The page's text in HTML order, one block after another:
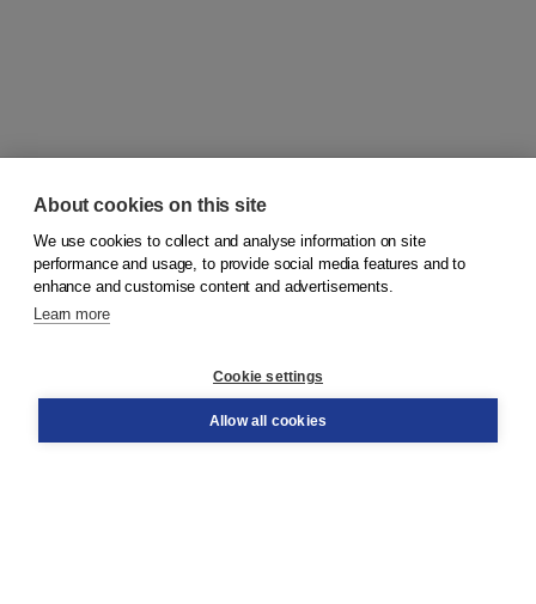
© 2026Koninklijke Boom uitgevers
Order
About cookies on this site
We use cookies to collect and analyse information on site
performance and usage, to provide social media features and to
enhance and customise content and advertisements.
Learn more
Cookie settings
Allow all cookies